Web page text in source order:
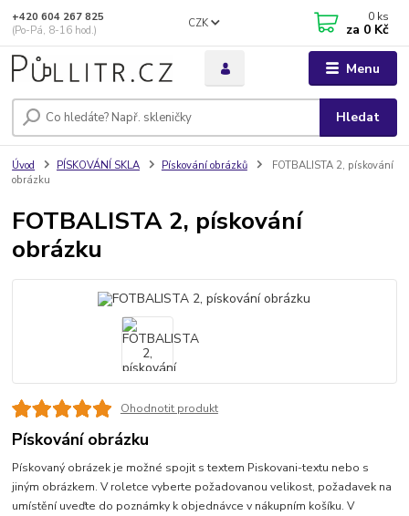
Menu
CZK
Hledat
+420 604 267 825
(Po-Pá, 8-16 hod.)
0 ks
za 0 Kč
Úvod PÍSKOVÁNÍ SKLA Pískování obrázků
FOTBALISTA 2, pískování
obrázku
FOTBALISTA 2, pískování
obrázku
Ohodnotit produkt
Pískování obrázku
Pískovaný obrázek je možné spojit s textem Piskovani-textu nebo s
jiným obrázkem. V roletce vyberte požadovanou velikost, požadavek na
umístění uveďte do poznámky k objednávce v nákupním košíku. V